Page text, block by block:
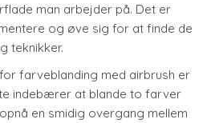
man arbejder på. Det er
og øve sig for at finde de
teknikker.
farveblanding med airbrush er
indebærer at blande to farver
en smidig overgang mellem